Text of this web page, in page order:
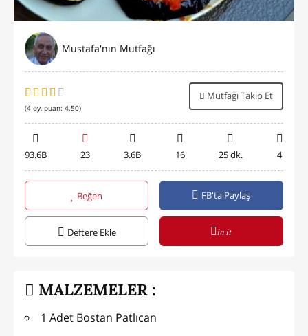
Mustafa'nın Mutfağı
(4 oy, puan: 4.50)
Mutfağı Takip Et
93.6B 23 3.6B 16 25 dk. 4
Beğen FB'ta Paylaş
Deftere Ekle in it
MALZEMELER :
1 Adet Bostan Patlıcan